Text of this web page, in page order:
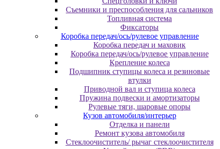
Съемники и преспособления для сальников
Топливная система
Фиксаторы
Коробка передач/ось/рулевое управление
Коробка передач и маховик
Коробка передач/ось/рулевое управление
Крепление колеса
Подшипник ступицы колеса и резиновые
втулки
Приводной вал и ступица колеса
Пружина подвески и амортизаторы
Рулевые тяги, шаровые опоры
Кузов автомобиля/интерьер
Отделка и панели
Ремонт кузова автомобиля
Стеклоочиститель/ рычаг стеклоочистителя